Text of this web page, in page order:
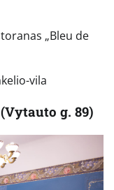
„Bleu de
vila
g. 89)